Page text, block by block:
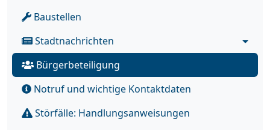
Baustellen
Stadtnachrichten
Bürgerbeteiligung
Notruf und wichtige Kontaktdaten
Störfälle: Handlungsanweisungen